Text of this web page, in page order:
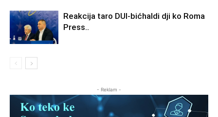
Reakcija taro DUI-bićhaldi dji ko Roma
Press..
- Reklam -